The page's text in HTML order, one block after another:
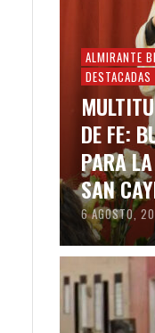
ALMIRANTE
DESTACADAS
DE FE:
PARA
SAN
6 AGOSTO,